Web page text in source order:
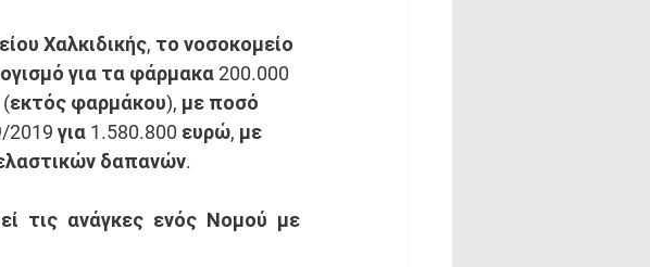
Χαλκιδικής, το νοσοκομείο
για τα φάρμακα 200.000
(εκτός φαρμάκου), με ποσό
για 1.580.800 ευρώ, με
δαπανών.
τις ανάγκες ενός Νομού με